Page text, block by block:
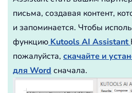
письма, создавая контент,
и запоминается. Чтобы
функциюKutools AI Assistant
пожалуйста, скачайте и
для Wordсначала.